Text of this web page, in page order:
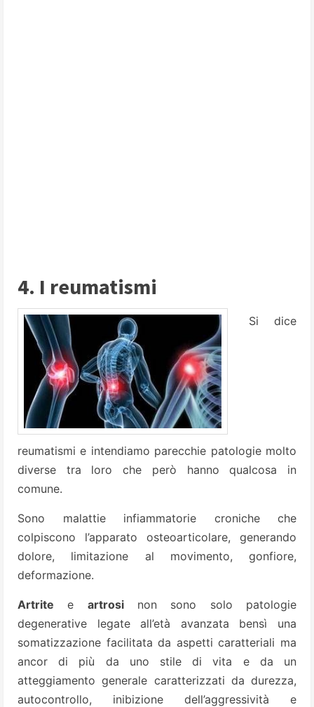
4. I reumatismi
Si dice
reumatismi e intendiamo parecchie patologie molto
diverse tra loro che però hanno qualcosa in
comune.
Sono malattie infiammatorie croniche che
colpiscono l’apparato osteoarticolare, generando
dolore, limitazione al movimento, gonfiore,
deformazione.
Artrite e artrosinon sono solo patologie
degenerative legate all’età avanzata bensì una
somatizzazione facilitata da aspetti caratteriali ma
ancor di più da uno stile di vita e da un
atteggiamento generale caratterizzati da durezza,
autocontrollo, inibizione dell’aggressività e